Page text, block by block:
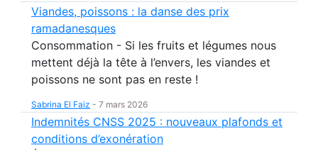
Viandes, poissons : la danse des prix
ramadanesques
Consommation - Si les fruits et légumes nous
mettent déjà la tête à l’envers, les viandes et
poissons ne sont pas en reste !
Sabrina El Faiz - 7 mars 2026
Indemnités CNSS 2025 : nouveaux plafonds et
conditions d’exonération